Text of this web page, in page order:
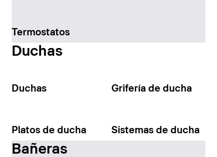
Termostatos
Duchas
Duchas Grifería de ducha
Platos de ducha Sistemas de ducha
Bañeras